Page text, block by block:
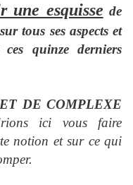
une esquisse de
tous ses aspects et
quinze derniers
DE COMPLEXE
ici vous faire
notion et sur ce qui